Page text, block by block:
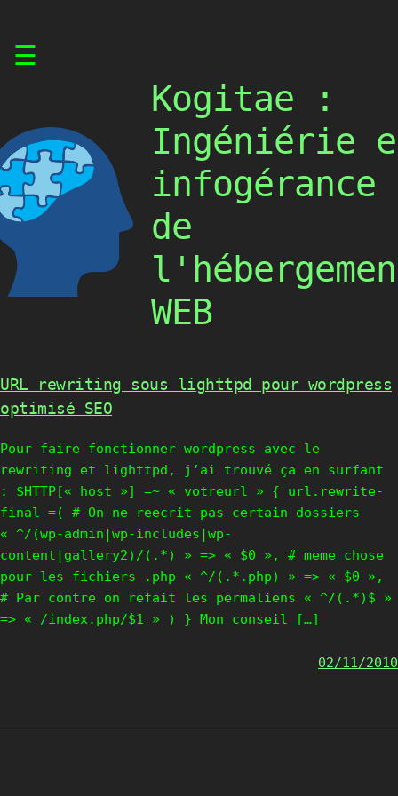
☰
Kogitae :
Ingéniérie
infogérance
de
WEB
URL rewriting sous lighttpd pour wordpress
optimisé SEO
Pour faire fonctionner wordpress avec le
rewriting et lighttpd, j’ai trouvé ça en surfant
: $HTTP[« host »] =~ « votreurl » { url.rewrite-
final =( # On ne reecrit pas certain dossiers
« ^/(wp-admin|wp-includes|wp-
content|gallery2)/(.*) » => « $0 », # meme chose
pour les fichiers .php « ^/(.*.php) » => « $0 »,
# Par contre on refait les permaliens « ^/(.*)$ »
=> « /index.php/$1 » ) } Mon conseil […]
02/11/2010